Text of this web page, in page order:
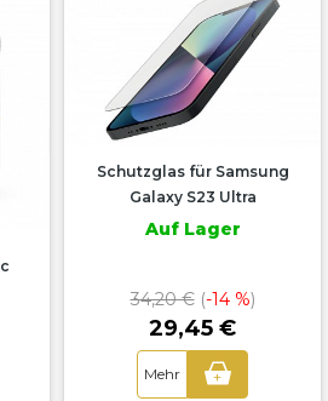
Schutzglas für Samsung
Galaxy S23 Ultra
Auf Lager
34,20 €(-14 %)
29,45 €
Mehr +